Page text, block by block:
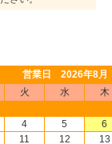
営業日 2026年8月
火 水 木
4 5 6
11 12 13